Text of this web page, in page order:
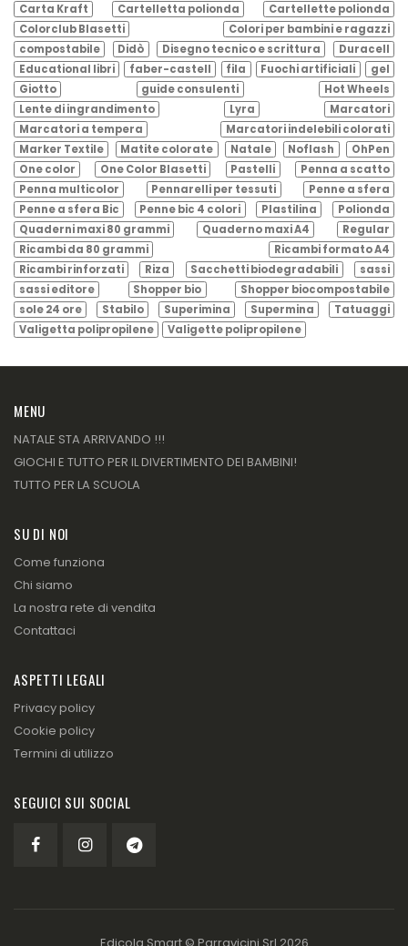
Carta Kraft
Cartelletta polionda
Cartellette polionda
Colorclub Blasetti
Colori per bambini e ragazzi
compostabile
Didò Disegno tecnico e scrittura
Duracell
Educational libri
faber-castell fila Fuochi artificiali
gel
Giotto
guide consulenti
Hot Wheels
Lente di ingrandimento
Lyra
Marcatori
Marcatori a tempera
Marcatori indelebili colorati
Marker Textile
Matite colorate Natale Noflash
OhPen
One color
One Color Blasetti Pastelli
Penna a scatto
Penna multicolor
Pennarelli per tessuti
Penne a sfera
Penne a sfera Bic
Penne bic 4 colori Plastilina
Polionda
Quaderni maxi 80 grammi
Quaderno maxi A4
Regular
Ricambi da 80 grammi
Ricambi formato A4
Ricambi rinforzati
Riza Sacchetti biodegradabili
sassi
sassi editore
Shopper bio
Shopper biocompostabile
sole 24 ore
Stabilo Superimina Supermina
Tatuaggi
Valigetta polipropilene
Valigette polipropilene
MENU
NATALE STA ARRIVANDO !!!
GIOCHI E TUTTO PER IL DIVERTIMENTO DEI BAMBINI!
TUTTO PER LA SCUOLA
SU DI NOI
Come funziona
Chi siamo
La nostra rete di vendita
Contattaci
ASPETTI LEGALI
Privacy policy
Cookie policy
Termini di utilizzo
SEGUICI SUI SOCIAL
Edicola Smart © Parravicini Srl 2026